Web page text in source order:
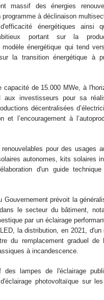
massif des énergies
programme à déclinaison
énergétiques ainsi
portant sur la
énergétique qui tend
la transition énergétique à
de 15.000 MWe, à
investisseurs pour sa
décentralisées
l’encouragement à
pour des usages
autonomes, kits solaires
d'un guide
prévoit la
le secteur du bâtiment,
par un éclairage
la distribution, en 2021, d'un
du remplacement graduel de
à incandescence.
des lampes de l'éclairage
photovoltaïque sur